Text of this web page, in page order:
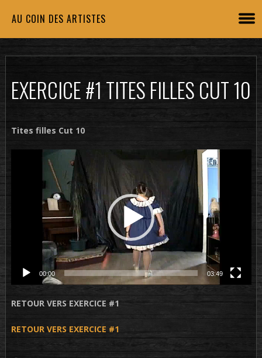
AU COIN DES ARTISTES
EXERCICE #1 TITES FILLES CUT 10
Tites filles Cut 10
00:00 03:49
RETOUR VERS EXERCICE #1
RETOUR VERS EXERCICE #1